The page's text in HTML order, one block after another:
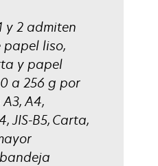
y 2 admiten
liso,
y papel
a 256 g por
A4,
JIS-B5, Carta,